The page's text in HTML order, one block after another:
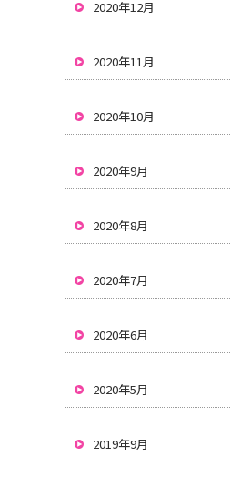
2020年12月
2020年11月
2020年10月
2020年9月
2020年8月
2020年7月
2020年6月
2020年5月
2019年9月